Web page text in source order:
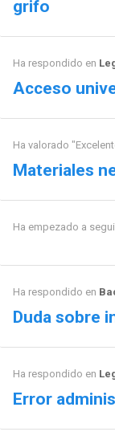
grifo
Ha respondido en
Acceso
Ha valorado
Materiales
Ha empezado a
Ha respondido en
Duda sobre
Ha respondido en
Error